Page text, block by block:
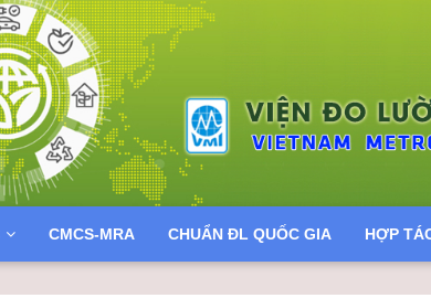
CMCS-MRA CHUẨN ĐL QUỐC GIA HỢP